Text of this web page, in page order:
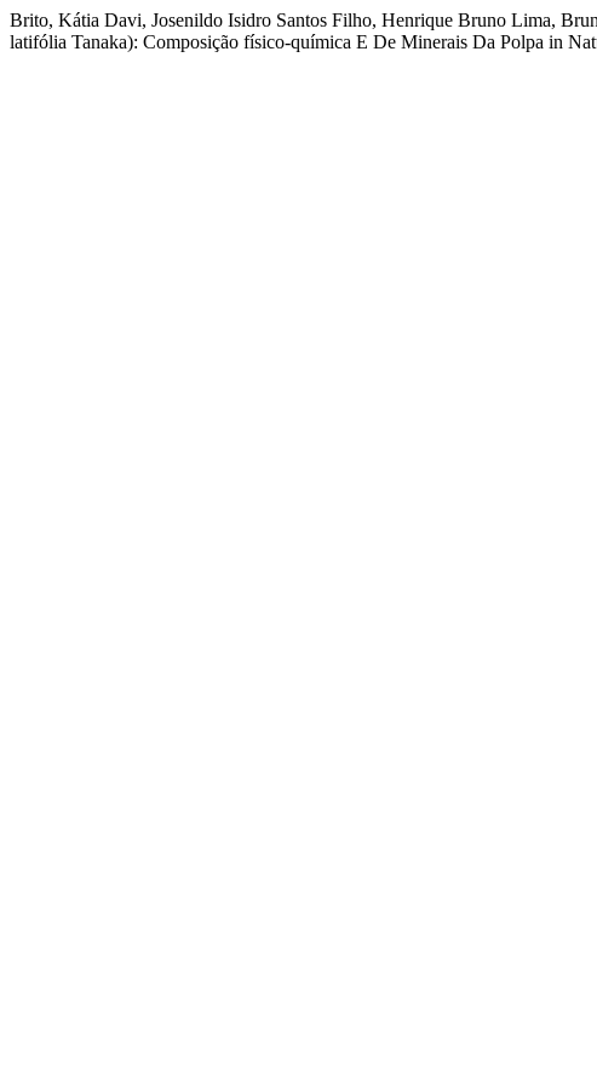
Brito, Kátia Davi, Josenildo Isidro Santos Filho, Henrique Bruno Lima,
latifólia Tanaka): Composição físico-química E De Minerais Da Polpa in